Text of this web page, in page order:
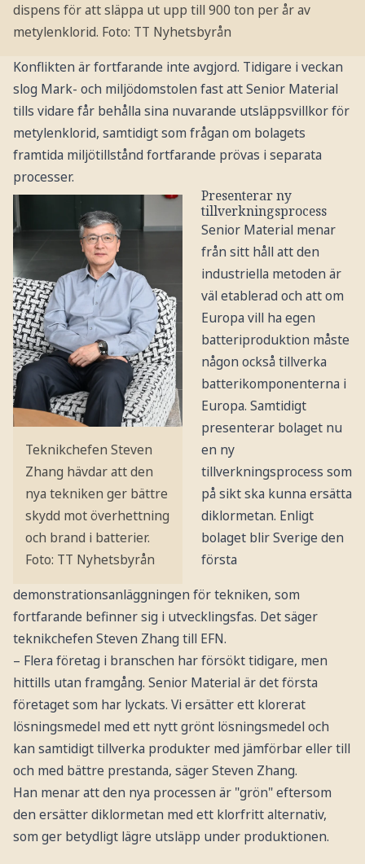
dispens för att släppa ut upp till 900 ton per år av
metylenklorid. Foto: TT Nyhetsbyrån
Konflikten är fortfarande inte avgjord. Tidigare i veckan
slog Mark- och miljödomstolen fast att Senior Material
tills vidare får behålla sina nuvarande utsläppsvillkor för
metylenklorid, samtidigt som frågan om bolagets
framtida miljötillstånd fortfarande prövas i separata
processer.
Teknikchefen Steven
Zhang hävdar att den
nya tekniken ger bättre
skydd mot överhettning
och brand i batterier.
Foto: TT Nyhetsbyrån
Presenterar ny
tillverkningsprocess
Senior Material menar
från sitt håll att den
industriella metoden är
väl etablerad och att om
Europa vill ha egen
batteriproduktion måste
någon också tillverka
batterikomponenterna i
Europa. Samtidigt
presenterar bolaget nu
en ny
tillverkningsprocess som
på sikt ska kunna ersätta
diklormetan. Enligt
bolaget blir Sverige den
första
demonstrationsanläggningen för tekniken, som
fortfarande befinner sig i utvecklingsfas. Det säger
teknikchefen Steven Zhang till EFN.
– Flera företag i branschen har försökt tidigare, men
hittills utan framgång. Senior Material är det första
företaget som har lyckats. Vi ersätter ett klorerat
lösningsmedel med ett nytt grönt lösningsmedel och
kan samtidigt tillverka produkter med jämförbar eller till
och med bättre prestanda, säger Steven Zhang.
Han menar att den nya processen är "grön" eftersom
den ersätter diklormetan med ett klorfritt alternativ,
som ger betydligt lägre utsläpp under produktionen.